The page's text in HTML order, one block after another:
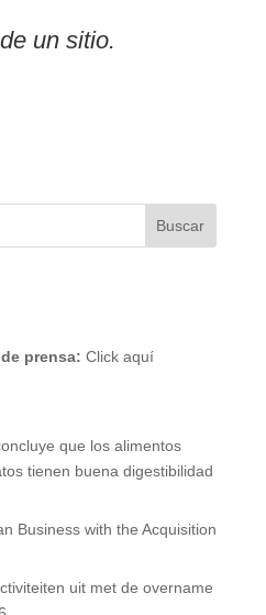
un sitio.
prensa: Click aquí
que los alimentos
tienen buena digestibilidad
Business with the Acquisition
uit met de overname